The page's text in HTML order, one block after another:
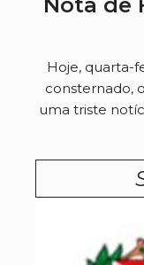
Nota de
Hoje, quarta-
consternado,
uma triste